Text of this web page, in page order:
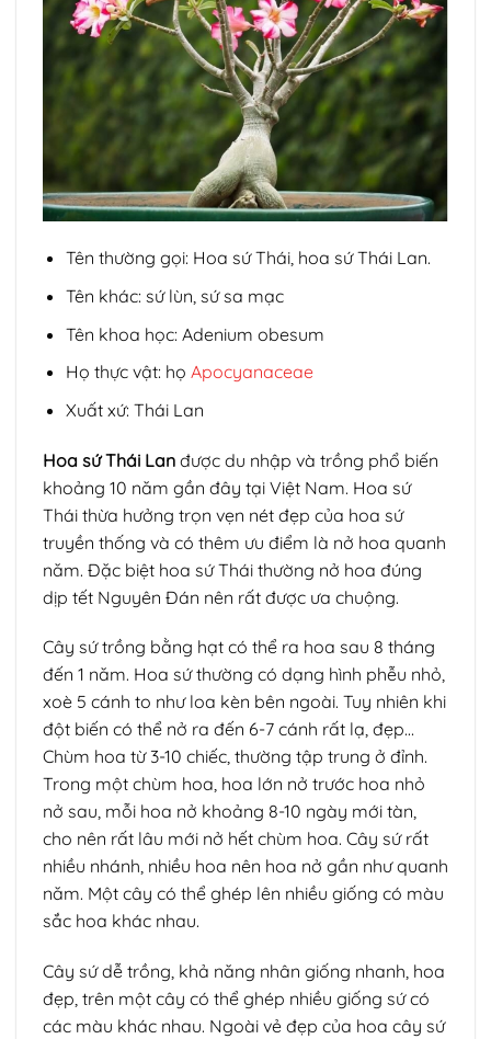
Tên thường gọi: Hoa sứ Thái, hoa sứ Thái Lan.
Tên khác: sứ lùn, sứ sa mạc
Tên khoa học: Adenium obesum
Họ thực vật: họ Apocyanaceae
Xuất xứ: Thái Lan
Hoa sứ Thái Lan được du nhập và trồng phổ biến
khoảng 10 năm gần đây tại Việt Nam. Hoa sứ
Thái thừa hưởng trọn vẹn nét đẹp của hoa sứ
truyền thống và có thêm ưu điểm là nở hoa quanh
năm. Đặc biệt hoa sứ Thái thường nở hoa đúng
dịp tết Nguyên Đán nên rất được ưa chuộng.
Cây sứ trồng bằng hạt có thể ra hoa sau 8 tháng
đến 1 năm. Hoa sứ thường có dạng hình phễu nhỏ,
xoè 5 cánh to như loa kèn bên ngoài. Tuy nhiên khi
đột biến có thể nở ra đến 6-7 cánh rất lạ, đẹp…
Chùm hoa từ 3-10 chiếc, thường tập trung ở đỉnh.
Trong một chùm hoa, hoa lớn nở trước hoa nhỏ
nở sau, mỗi hoa nở khoảng 8-10 ngày mới tàn,
cho nên rất lâu mới nở hết chùm hoa. Cây sứ rất
nhiều nhánh, nhiều hoa nên hoa nở gần như quanh
năm. Một cây có thể ghép lên nhiều giống có màu
sắc hoa khác nhau.
Cây sứ dễ trồng, khả năng nhân giống nhanh, hoa
đẹp, trên một cây có thể ghép nhiều giống sứ có
các màu khác nhau. Ngoài vẻ đẹp của hoa cây sứ